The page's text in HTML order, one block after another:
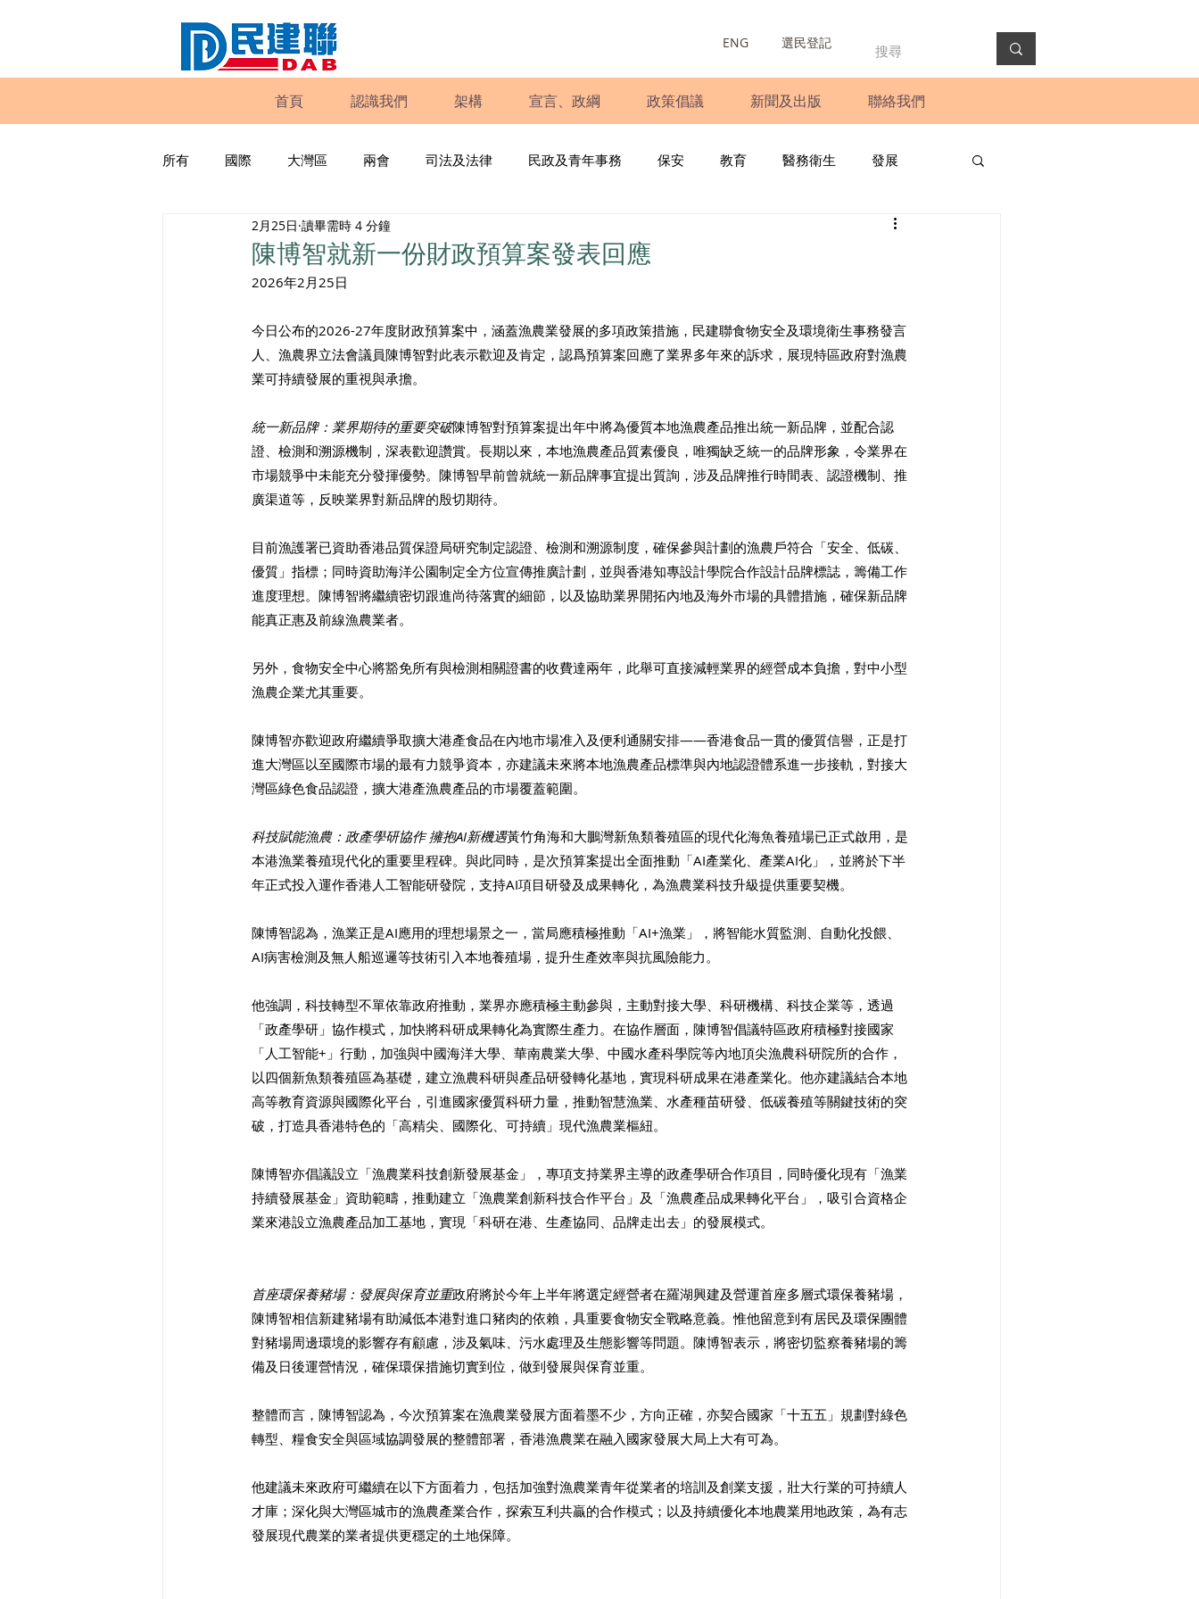
ENG 選民登記
首頁 認識我們 架構 宣言、政綱 政策倡議 新聞及出版 聯絡我們
所有 國際 大灣區 兩會 司法及法律 民政及青年事務 保安 教育 醫務衛生 發展
工商專業 家庭 圓桌會議
議會監察 區議會
陳博智就新一份財政預算案發表回應
2月25日 讀畢需時 4 分鐘
2026年2月25日
今日公布的2026-27年度財政預算案中，涵蓋漁農業發展的多項政策措施，民建聯食物安全及環境衛生事務發言
人、漁農界立法會議員陳博智對此表示歡迎及肯定，認爲預算案回應了業界多年來的訴求，展現特區政府對漁農
業可持續發展的重視與承擔。
統一新品牌：業界期待的重要突破陳博智對預算案提出年中將為優質本地漁農產品推出統一新品牌，並配合認
證、檢測和溯源機制，深表歡迎讚賞。長期以來，本地漁農產品質素優良，唯獨缺乏統一的品牌形象，令業界在
市場競爭中未能充分發揮優勢。陳博智早前曾就統一新品牌事宜提出質詢，涉及品牌推行時間表、認證機制、推
廣渠道等，反映業界對新品牌的殷切期待。
目前漁護署已資助香港品質保證局研究制定認證、檢測和溯源制度，確保參與計劃的漁農戶符合「安全、低碳、
優質」指標；同時資助海洋公園制定全方位宣傳推廣計劃，並與香港知專設計學院合作設計品牌標誌，籌備工作
進度理想。陳博智將繼續密切跟進尚待落實的細節，以及協助業界開拓內地及海外市場的具體措施，確保新品牌
能真正惠及前線漁農業者。
另外，食物安全中心將豁免所有與檢測相關證書的收費達兩年，此舉可直接減輕業界的經營成本負擔，對中小型
漁農企業尤其重要。
陳博智亦歡迎政府繼續爭取擴大港產食品在內地市場准入及便利通關安排——香港食品一貫的優質信譽，正是打
進大灣區以至國際市場的最有力競爭資本，亦建議未來將本地漁農產品標準與內地認證體系進一步接軌，對接大
灣區綠色食品認證，擴大港產漁農產品的市場覆蓋範圍。
科技賦能漁農：政產學研協作 擁抱AI新機遇黃竹角海和大鵬灣新魚類養殖區的現代化海魚養殖場已正式啟用，是
本港漁業養殖現代化的重要里程碑。與此同時，是次預算案提出全面推動「AI產業化、產業AI化」，並將於下半
年正式投入運作香港人工智能研發院，支持AI項目研發及成果轉化，為漁農業科技升級提供重要契機。
陳博智認為，漁業正是AI應用的理想場景之一，當局應積極推動「AI+漁業」，將智能水質監測、自動化投餵、
AI病害檢測及無人船巡邏等技術引入本地養殖場，提升生產效率與抗風險能力。
他強調，科技轉型不單依靠政府推動，業界亦應積極主動參與，主動對接大學、科研機構、科技企業等，透過
「政產學研」協作模式，加快將科研成果轉化為實際生產力。在協作層面，陳博智倡議特區政府積極對接國家
「人工智能+」行動，加強與中國海洋大學、華南農業大學、中國水產科學院等內地頂尖漁農科研院所的合作，
以四個新魚類養殖區為基礎，建立漁農科研與產品研發轉化基地，實現科研成果在港產業化。他亦建議結合本地
高等教育資源與國際化平台，引進國家優質科研力量，推動智慧漁業、水產種苗研發、低碳養殖等關鍵技術的突
破，打造具香港特色的「高精尖、國際化、可持續」現代漁農業樞紐。
陳博智亦倡議設立「漁農業科技創新發展基金」，專項支持業界主導的政產學研合作項目，同時優化現有「漁業
持續發展基金」資助範疇，推動建立「漁農業創新科技合作平台」及「漁農產品成果轉化平台」，吸引合資格企
業來港設立漁農產品加工基地，實現「科研在港、生產協同、品牌走出去」的發展模式。
首座環保養豬場：發展與保育並重政府將於今年上半年將選定經營者在羅湖興建及營運首座多層式環保養豬場，
陳博智相信新建豬場有助減低本港對進口豬肉的依賴，具重要食物安全戰略意義。惟他留意到有居民及環保團體
對豬場周邊環境的影響存有顧慮，涉及氣味、污水處理及生態影響等問題。陳博智表示，將密切監察養豬場的籌
備及日後運營情況，確保環保措施切實到位，做到發展與保育並重。
整體而言，陳博智認為，今次預算案在漁農業發展方面着墨不少，方向正確，亦契合國家「十五五」規劃對綠色
轉型、糧食安全與區域協調發展的整體部署，香港漁農業在融入國家發展大局上大有可為。
他建議未來政府可繼續在以下方面着力，包括加強對漁農業青年從業者的培訓及創業支援，壯大行業的可持續人
才庫；深化與大灣區城市的漁農產業合作，探索互利共贏的合作模式；以及持續優化本地農業用地政策，為有志
發展現代農業的業者提供更穩定的土地保障。